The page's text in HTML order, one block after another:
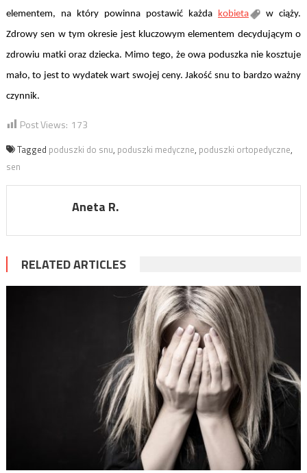
elementem, na który powinna postawić każda kobieta
w ciąży.
Zdrowy sen w tym okresie jest kluczowym elementem decydującym o
zdrowiu matki oraz dziecka. Mimo tego, że owa poduszka nie kosztuje
mało, to jest to wydatek wart swojej ceny. Jakość snu to bardzo ważny
czynnik.
Post Views: 173
Tagged poduszki do snu, poduszki medyczne, poduszki ortopedyczne,
sen
Aneta R.
RELATED ARTICLES